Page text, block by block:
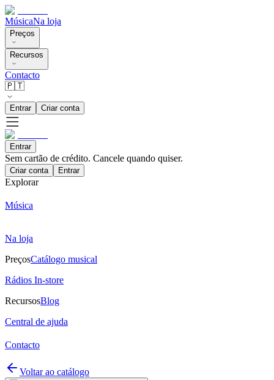
MúsicaNa loja
Preços
Recursos
Contacto
🇵🇹
Entrar Criar conta
Entrar
Sem cartão de crédito. Cancele quando quiser.
Criar conta Entrar
Explorar
Música
Na loja
PreçosCatálogo musical
Rádios In-store
RecursosBlog
Central de ajuda
Contacto
Voltar ao catálogo